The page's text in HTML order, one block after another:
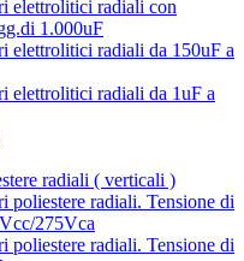
elettrolitici radiali con
1.000uF
elettrolitici radiali da 150uF a
elettrolitici radiali da 1uF a
radiali ( verticali )
poliestere radiali. Tensione di
275Vca
poliestere radiali. Tensione di